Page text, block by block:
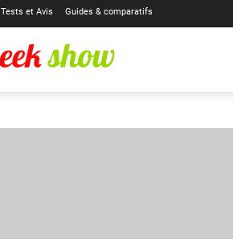
Tests et Avis Guides & comparatifs